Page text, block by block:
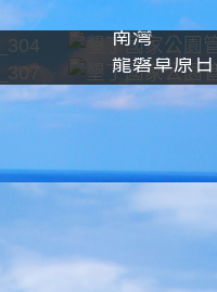
南灣
龍磐草原